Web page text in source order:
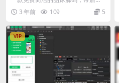
台，可操作性强 这个版本比我以前
那些版本最大优势就是...
3 年前 109 5
VIP